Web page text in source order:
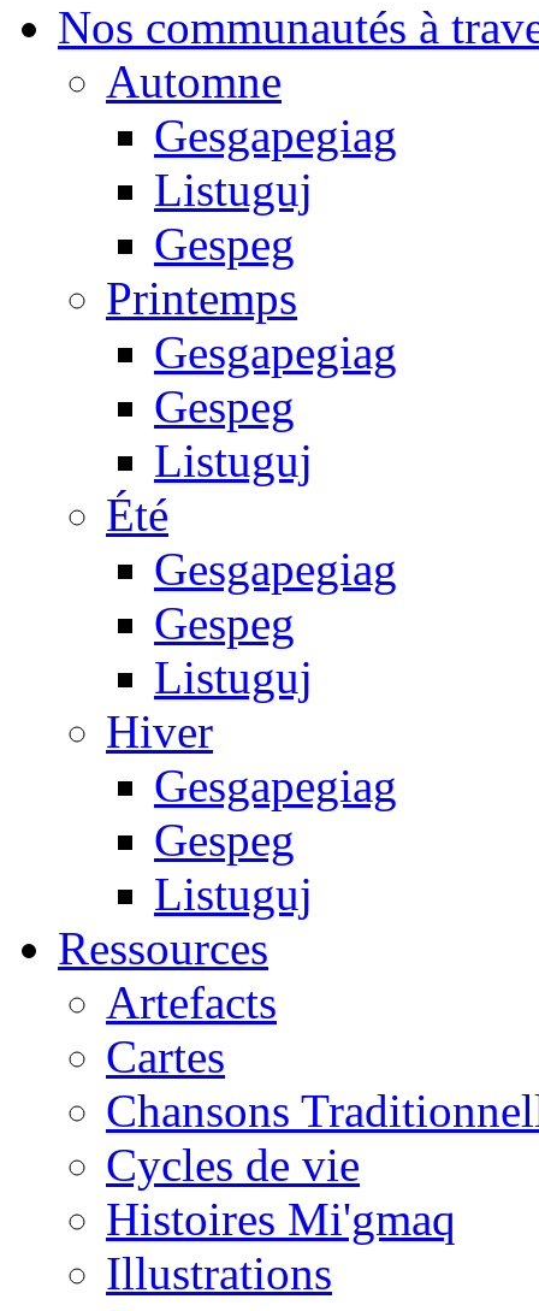
Nos communautés à
Automne
Gesgapegiag
Listuguj
Gespeg
Printemps
Gesgapegiag
Gespeg
Listuguj
Été
Gesgapegiag
Gespeg
Listuguj
Hiver
Gesgapegiag
Gespeg
Listuguj
Ressources
Artefacts
Cartes
Chansons
Cycles de vie
Histoires Mi'gmaq
Illustrations